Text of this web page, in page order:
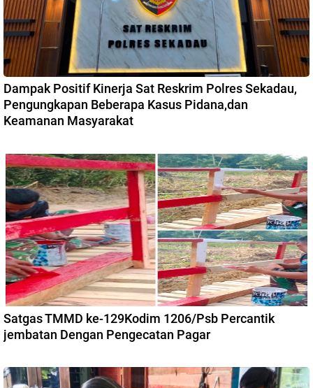
Dampak Positif Kinerja Sat Reskrim Polres Sekadau,
Pengungkapan Beberapa Kasus Pidana,dan
Keamanan Masyarakat
Satgas TMMD ke-129Kodim 1206/Psb Percantik
jembatan Dengan Pengecatan Pagar